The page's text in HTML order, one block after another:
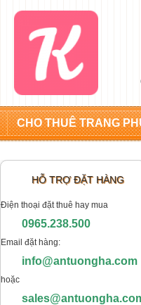
CHO THUÊ TRANG
HỖ TRỢ ĐẶT HÀNG
Điện thoại đặt thuê hay mua
0965.238.500
Email đặt hàng:
info@antuongha.com
hoặc